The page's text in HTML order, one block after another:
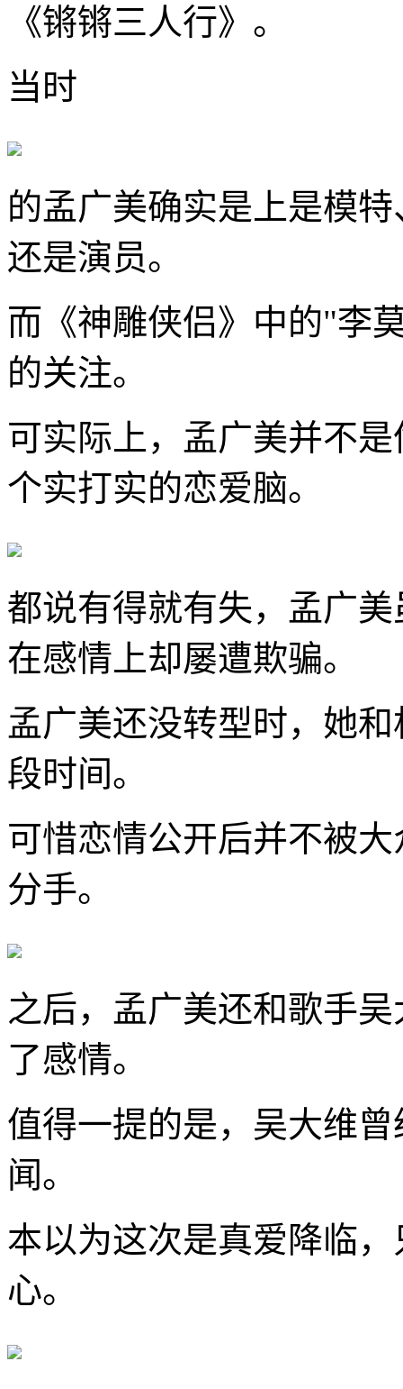
《锵锵三人行》。
当时
的孟广美确实是上是模
还是演员。
而《神雕侠侣》中的"李
的关注。
可实际上，孟广美并不
个实打实的恋爱脑。
都说有得就有失，孟广
在感情上却屡遭欺骗。
孟广美还没转型时，她
段时间。
可惜恋情公开后并不被
分手。
之后，孟广美还和歌手
了感情。
值得一提的是，吴大维
闻。
本以为这次是真爱降临
心。